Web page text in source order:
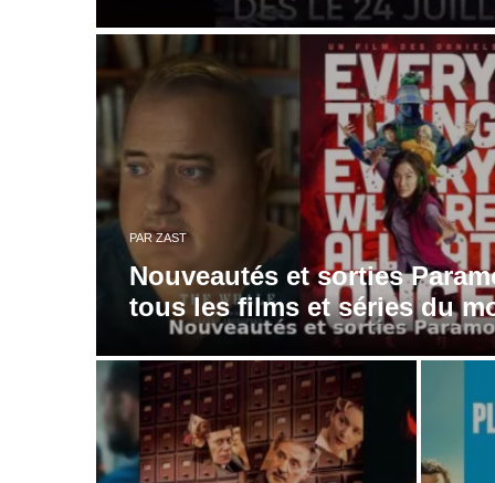
PARZAST
Nouveautés et sorties
tous les films et séries du